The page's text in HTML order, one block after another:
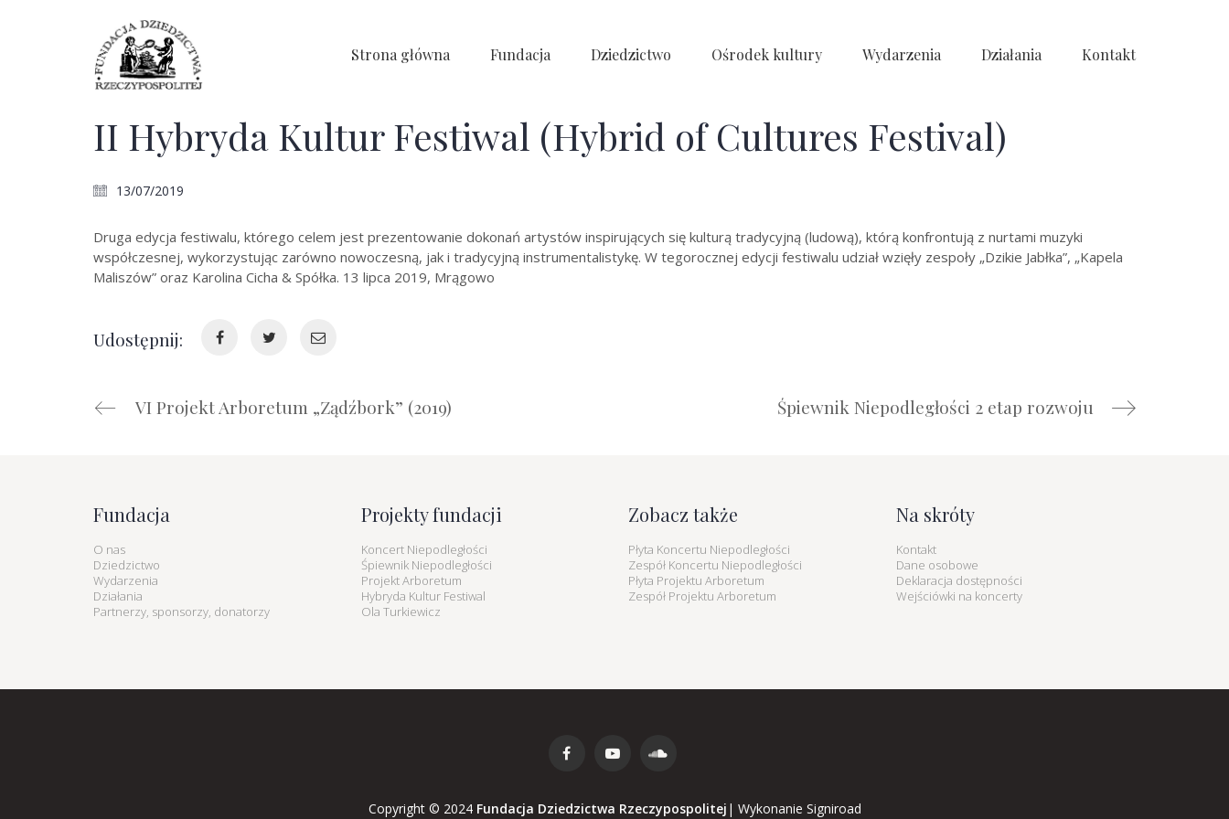
Strona główna Fundacja Dziedzictwo Ośrodek kultury Wydarzenia Działania Kontakt
II Hybryda Kultur Festiwal (Hybrid of Cultures Festival)
13/07/2019
Druga edycja festiwalu, którego celem jest prezentowanie dokonań artystów inspirujących się kulturą tradycyjną (ludową), którą konfrontują z nurtami muzyki
współczesnej, wykorzystując zarówno nowoczesną, jak i tradycyjną instrumentalistykę. W tegorocznej edycji festiwalu udział wzięły zespoły „Dzikie Jabłka”, „Kapela
Maliszów” oraz Karolina Cicha & Spółka. 13 lipca 2019, Mrągowo
Udostępnij:
VI Projekt Arboretum „Ządźbork” (2019) Śpiewnik Niepodległości 2 etap rozwoju
Fundacja
O nas
Dziedzictwo
Wydarzenia
Działania
Partnerzy, sponsorzy, donatorzy
Projekty fundacji
Koncert Niepodległości
Śpiewnik Niepodległości
Projekt Arboretum
Hybryda Kultur Festiwal
Ola Turkiewicz
Zobacz także
Płyta Koncertu Niepodległości
Zespół Koncertu Niepodległości
Płyta Projektu Arboretum
Zespół Projektu Arboretum
Na skróty
Kontakt
Dane osobowe
Deklaracja dostępności
Wejściówki na koncerty
Copyright © 2024 Fundacja Dziedzictwa Rzeczypospolitej | Wykonanie Signiroad